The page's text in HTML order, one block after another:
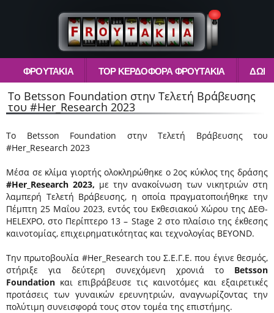
ΦΡΟΥΤΆΚΙΑ TOP ΚΕΡΔΟΦΌΡΑ ΦΡΟΥΤΆΚΙΑ
To Betsson Foundation στην Τελετή Βράβευσης
του #Her_Research 2023
To Betsson Foundation στην Τελετή Βράβευσης του
#Her_Research 2023
Μέσα σε κλίμα γιορτής ολοκληρώθηκε ο 2ος κύκλος της δράσης
#Her_Research 2023, με την ανακοίνωση των νικητριών στη
λαμπερή Τελετή Βράβευσης, η οποία πραγματοποιήθηκε την
Πέμπτη 25 Μαΐου 2023, εντός του Εκθεσιακού Χώρου της ΔΕΘ-
HELEXPO, στο Περίπτερο 13 – Stage 2 στο πλαίσιο της έκθεσης
καινοτομίας, επιχειρηματικότητας και τεχνολογίας BEYOND.
Την πρωτοβουλία #Her_Research του Σ.Ε.Γ.Ε. που έγινε θεσμός,
στήριξε για δεύτερη συνεχόμενη χρονιά το Betsson
Foundation και επιβράβευσε τις καινοτόμες και εξαιρετικές
προτάσεις των γυναικών ερευνητριών, αναγνωρίζοντας την
πολύτιμη συνεισφορά τους στον τομέα της επιστήμης.